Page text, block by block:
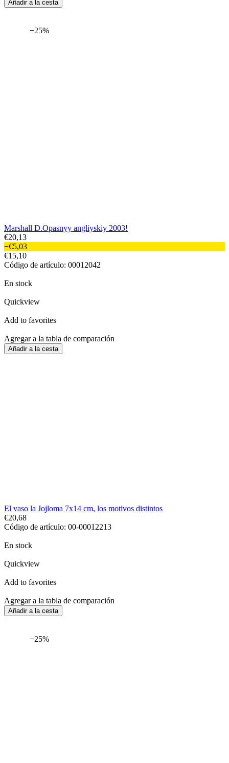
Añadir a la cesta
−25%
Marshall D.Opasnyy angliyskiy 2003!
€20,13
−€5,03
€15,10
Código de artículo: 00012042
En stock
Quickview
Add to favorites
Agregar a la tabla de comparación
Añadir a la cesta
El vaso la Jojloma 7х14 cm, los motivos distintos
€20,68
Código de artículo: 00-00012213
En stock
Quickview
Add to favorites
Agregar a la tabla de comparación
Añadir a la cesta
−25%